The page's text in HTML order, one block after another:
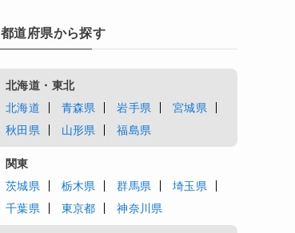
都道府県から探す
北海道・東北
北海道
青森県 岩手県
宮城県
秋田県
山形県 福島県
関東
茨城県
栃木県 群馬県
埼玉県
千葉県
東京都 神奈川県